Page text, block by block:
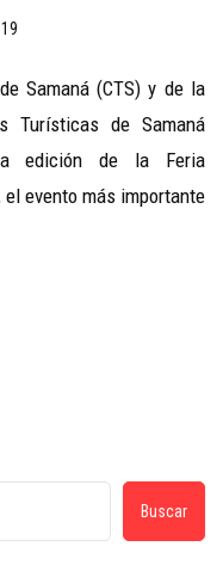
Samaná (CTS) y de la
Turísticas de Samaná
edición de la Feria
el evento más importante
Buscar